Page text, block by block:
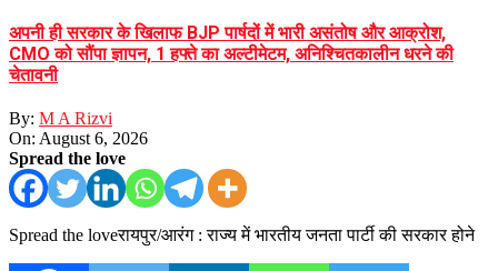
अपनी ही सरकार के खिलाफ BJP पार्षदों में भारी असंतोष और आक्रोश,
CMO को सौंपा ज्ञापन, 1 हफ्ते का अल्टीमेटम, अनिश्चितकालीन धरने की
चेतावनी
By: M A Rizvi
On: August 6, 2026
Spread the love
Spread the loveरायपुर/आरंग : राज्य में भारतीय जनता पार्टी की सरकार होने